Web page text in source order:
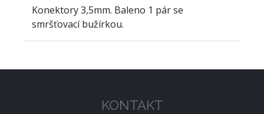
Konektory 3,5mm. Baleno 1 pár se
smršťovací bužírkou.
KONTAKT